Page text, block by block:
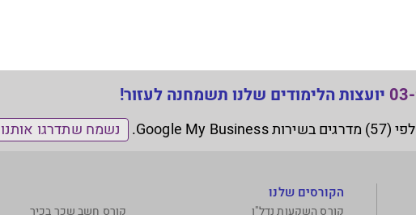
יועצות הלימודים שלנו תשמחנה לעזור!
לפי (57) מדרגים בשירות Google My Business. נשמח שתדרגו
הקורסים שלנו
קורס השקעות נדל"ן קןרס חשב שכר בכיר